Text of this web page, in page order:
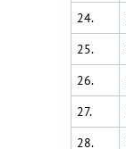
24.
25.
26.
27.
28.